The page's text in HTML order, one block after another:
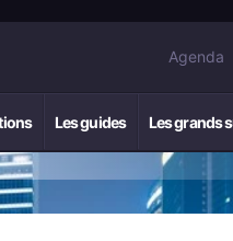
Agenda
Les guides Les grands